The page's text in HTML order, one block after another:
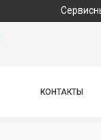
Сервисный центр
КОНТАКТЫ